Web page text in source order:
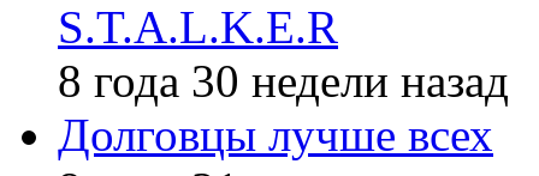
S.T.A.L.K.E.R
8 года 30 недели назад
Долговцы лучше всех